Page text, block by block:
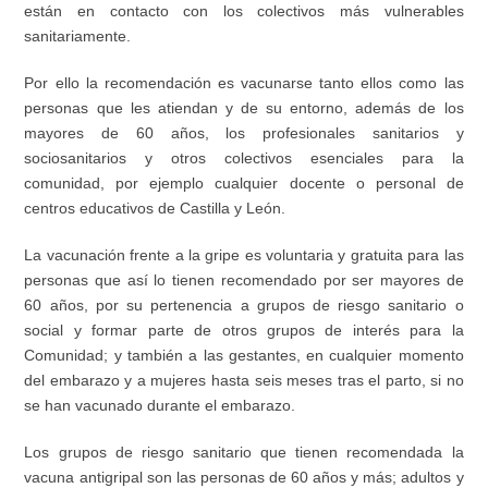
están en contacto con los colectivos más vulnerables
sanitariamente.
Por ello la recomendación es vacunarse tanto ellos como las
personas que les atiendan y de su entorno, además de los
mayores de 60 años, los profesionales sanitarios y
sociosanitarios y otros colectivos esenciales para la
comunidad, por ejemplo cualquier docente o personal de
centros educativos de Castilla y León.
La vacunación frente a la gripe es voluntaria y gratuita para las
personas que así lo tienen recomendado por ser mayores de
60 años, por su pertenencia a grupos de riesgo sanitario o
social y formar parte de otros grupos de interés para la
Comunidad; y también a las gestantes, en cualquier momento
del embarazo y a mujeres hasta seis meses tras el parto, si no
se han vacunado durante el embarazo.
Los grupos de riesgo sanitario que tienen recomendada la
vacuna antigripal son las personas de 60 años y más; adultos y